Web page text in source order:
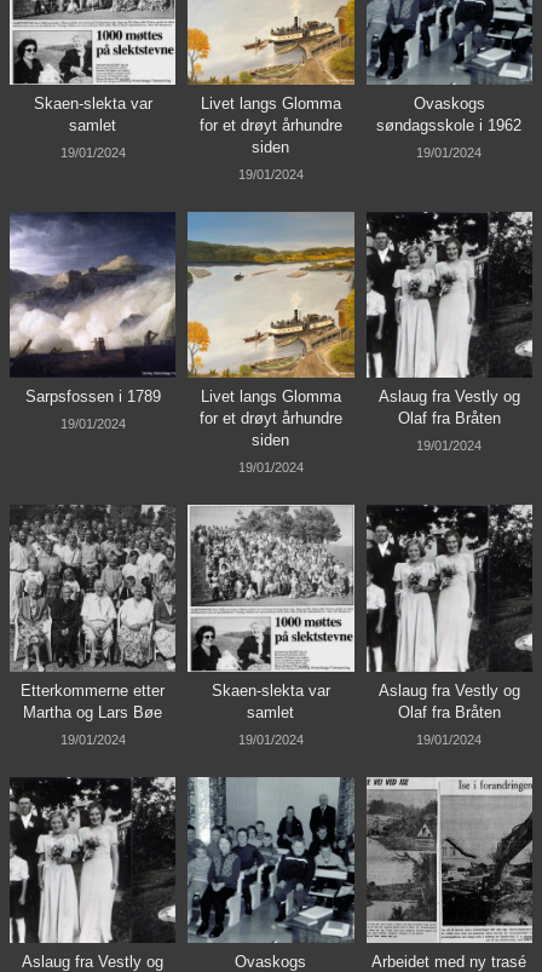
Skaen-slekta var
samlet
19/01/2024
Livet langs Glomma
for et drøyt århundre
siden
19/01/2024
Ovaskogs
søndagsskole i 1962
19/01/2024
Sarpsfossen i 1789
19/01/2024
Livet langs Glomma
for et drøyt århundre
siden
19/01/2024
Aslaug fra Vestly og
Olaf fra Bråten
19/01/2024
Etterkommerne etter
Martha og Lars Bøe
19/01/2024
Skaen-slekta var
samlet
19/01/2024
Aslaug fra Vestly og
Olaf fra Bråten
19/01/2024
Aslaug fra Vestly og Ovaskogs Arbeidet med ny trasé